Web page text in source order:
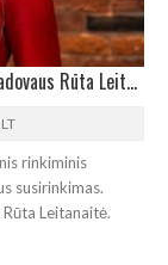
IŠRINKO NAUJĄ VALDŽIĄ: LAS Vilniaus skyriui vadovaus Rūta Leitanaitė
rinkiminis
susirinkimas.
Leitanaitė.